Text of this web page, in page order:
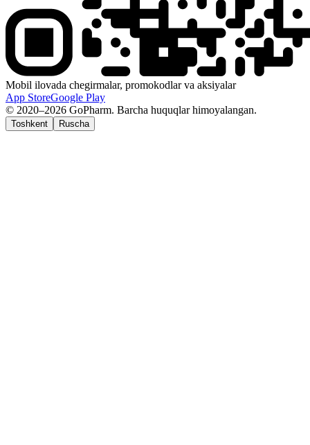
Mobil ilovada chegirmalar, promokodlar va aksiyalar
App StoreGoogle Play
© 2020–2026 GoPharm. Barcha huquqlar himoyalangan.
Toshkent Ruscha